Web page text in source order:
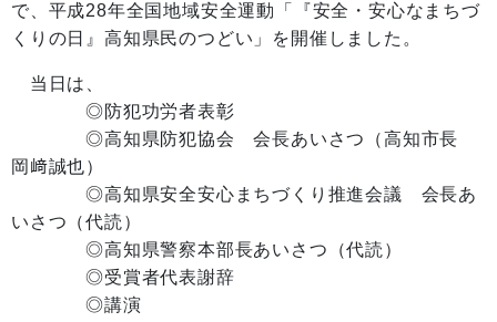
で、平成28年全国地域安全運動「『安全・安心なまちづ
くりの日』高知県民のつどい」を開催しました。
当日は、
◎防犯功労者表彰
◎高知県防犯協会 会長あいさつ（高知市長
岡﨑誠也）
◎高知県安全安心まちづくり推進会議 会長あ
いさつ（代読）
◎高知県警察本部長あいさつ（代読）
◎受賞者代表謝辞
◎講演